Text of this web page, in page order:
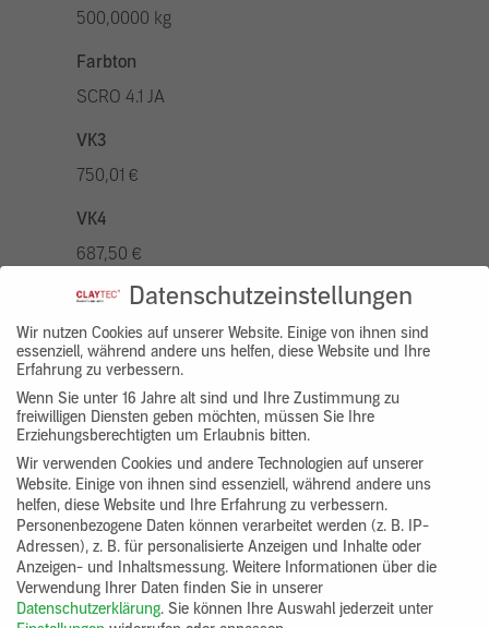
500,0000 kg
Farbton
SCRO 4.1 JA
VK3
750,01 €
VK4
687,50 €
VK5
875,01 €
VK7
625,00 €
Gruppenprodukt
yosima_designputz_bigb
Datenschutzeinstellungen
Wir nutzen Cookies auf unserer Website. Einige von ihnen sind
essenziell, während andere uns helfen, diese Website und Ihre
Erfahrung zu verbessern.
Wenn Sie unter 16 Jahre alt sind und Ihre Zustimmung zu
freiwilligen Diensten geben möchten, müssen Sie Ihre
Erziehungsberechtigten um Erlaubnis bitten.
Wir verwenden Cookies und andere Technologien auf unserer
Website. Einige von ihnen sind essenziell, während andere uns
helfen, diese Website und Ihre Erfahrung zu verbessern.
Personenbezogene Daten können verarbeitet werden (z. B. IP-
Adressen), z. B. für personalisierte Anzeigen und Inhalte oder
Anzeigen- und Inhaltsmessung. Weitere Informationen über die
Verwendung Ihrer Daten finden Sie in unserer
Datenschutzerklärung. Sie können Ihre Auswahl jederzeit unter